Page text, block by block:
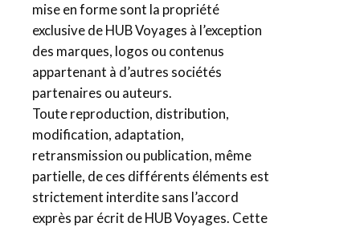
mise en forme sont la propriété
exclusive de HUB Voyages à l’exception
des marques, logos ou contenus
appartenant à d’autres sociétés
partenaires ou auteurs.
Toute reproduction, distribution,
modification, adaptation,
retransmission ou publication, même
partielle, de ces différents éléments est
strictement interdite sans l’accord
exprès par écrit de HUB Voyages. Cette